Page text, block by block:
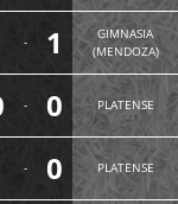
- 1
GIMNASIA
(MENDOZA)
- 0 PLATENSE
- 0 PLATENSE